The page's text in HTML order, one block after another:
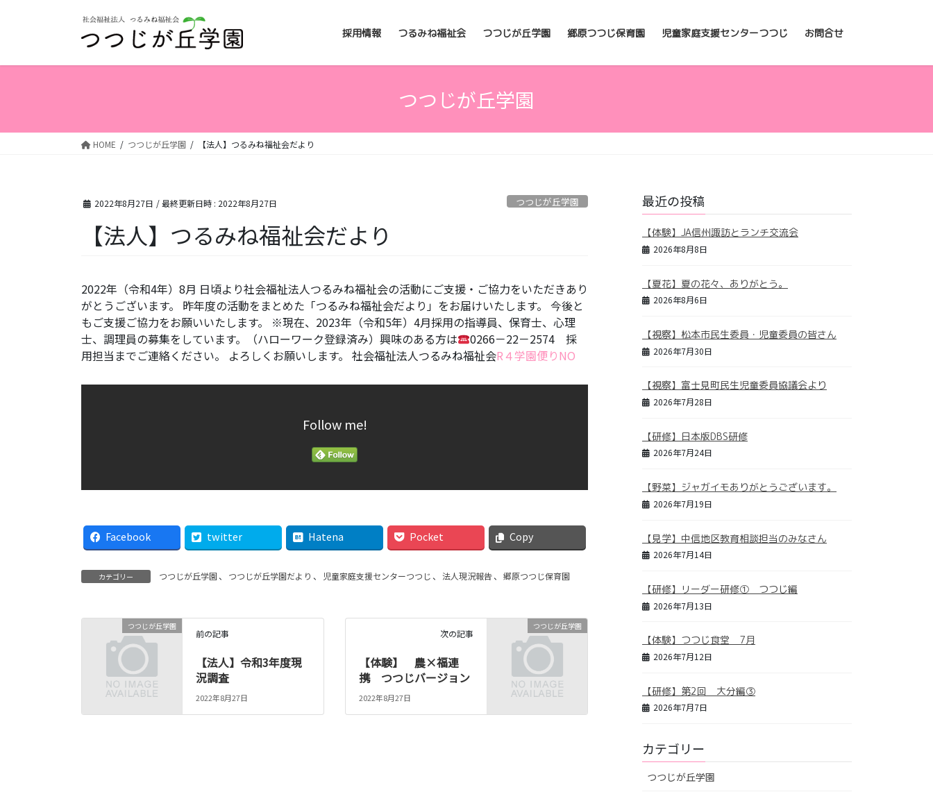
採用情報 つるみね福祉会 つつじが丘学園 郷原つつじ保育園 児童家庭支援センターつつじ お問合せ
つつじが丘学園
HOME つつじが丘学園 【法人】つるみね福祉会だより
2022年8月27日 / 最終更新日時 : 2022年8月27日 つつじが丘学園
【法人】つるみね福祉会だより
2022年（令和4年）8月 日頃より社会福祉法人つるみね福祉会の活動にご支援・ご協力をいただきあり
がとうございます。 昨年度の活動をまとめた「つるみね福祉会だより」をお届けいたします。 今後と
もご支援ご協力をお願いいたします。 ※現在、2023年（令和5年）4月採用の指導員、保育士、心理
士、調理員の募集をしています。（ハローワーク登録済み）興味のある方は
0266－22－2574 採
用担当までご連絡ください。 よろしくお願いします。 社会福祉法人つるみね福祉会R４学園便りNO
Follow me!
Facebook twitter Hatena Pocket Copy
カテゴリー つつじが丘学園 、 つつじが丘学園だより 、 児童家庭支援センターつつじ 、 法人現況報告、 郷原つつじ保育園
つつじが丘学園
前の記事
【法人】令和3年度現
況調査
2022年8月27日
つつじが丘学園
次の記事
【体験】 農×福連
携 つつじバージョン
2022年8月27日
最近の投稿
【体験】JA信州諏訪とランチ交流会
2026年8月8日
【夏花】夏の花々、ありがとう。
2026年8月6日
【視察】松本市民生委員・児童委員の皆さん
2026年7月30日
【視察】富士見町民生児童委員協議会より
2026年7月28日
【研修】日本版DBS研修
2026年7月24日
【野菜】ジャガイモありがとうございます。
2026年7月19日
【見学】中信地区教育相談担当のみなさん
2026年7月14日
【研修】リーダー研修① つつじ編
2026年7月13日
【体験】つつじ食堂 7月
2026年7月12日
【研修】第2回 大分編③
2026年7月7日
カテゴリー
つつじが丘学園